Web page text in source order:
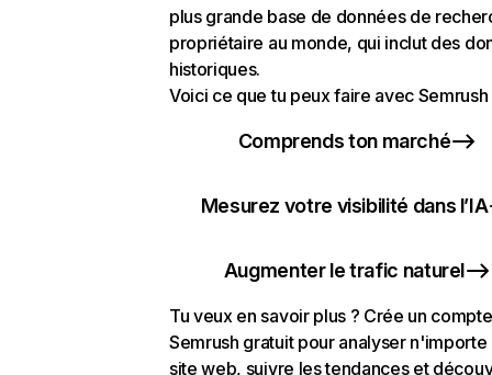
plus grande base de données de
propriétaire au monde, qui inclut des
historiques.
Voici ce que tu peux faire avec Semrush
Comprends ton marché
Mesurez votre visibilité dans l’IA
Augmenter le trafic naturel
Tu veux en savoir plus ? Crée un compte
Semrush gratuit pour analyser n'importe
site web, suivre les tendances et